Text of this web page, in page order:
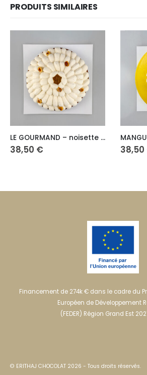
PRODUITS SIMILAIRES
MANGUE – mangue physalis 6/8 personnes
38,50€ 6,00
Financement de 274k € dans le cadre du
Européen de Développement
(FEDER) Région Grand Est
© ERITHAJ CHOCOLAT 2026 - Tous droits réservés.